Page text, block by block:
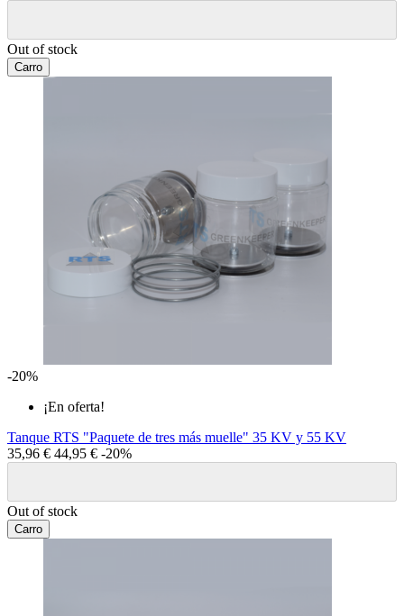
Out of stock
Carro
-20%
¡En oferta!
Tanque RTS "Paquete de tres más muelle" 35 KV y 55 KV
35,96 € 44,95 € -20%
Out of stock
Carro